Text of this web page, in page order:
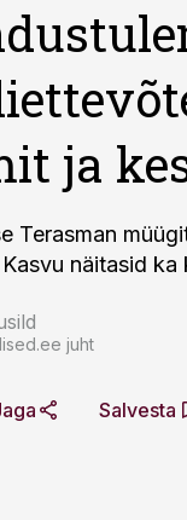
ja
Terasman
näitasid
juht
Salvesta